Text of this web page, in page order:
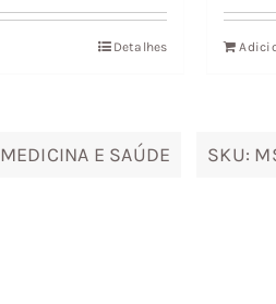
Detalhes
MEDICINA E SAÚDE SKU: